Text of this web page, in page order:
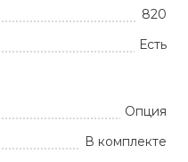
820
Есть
Опция
В комплекте